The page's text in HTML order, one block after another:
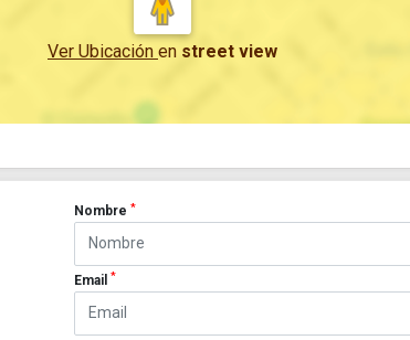
Ver Ubicación en street view
Nombre*
Email*